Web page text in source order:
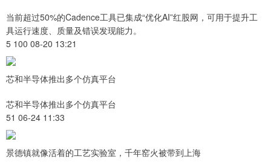
当前超过50%的Cadence工具已集成“优化AI”红股网，可用于提升工
具运行速度、质量及错误发现能力。
5 100 08-20 13:21
芯和半导体推出多个仿真平台
芯和半导体推出多个仿真平台
51 06-24 11:33
景德镇就像活着的工艺实验室，千年窑火被带到上海